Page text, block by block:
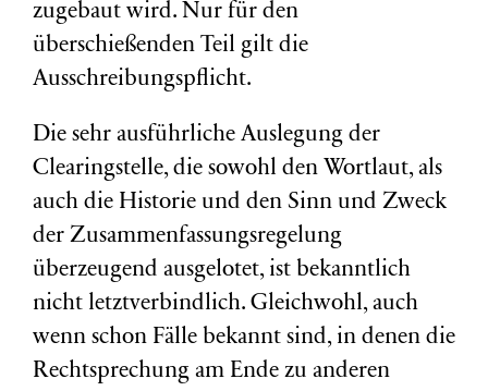
zugebaut wird. Nur für den
überschießenden Teil gilt die
Ausschreibungspflicht.
Die sehr ausführliche Auslegung der
Clearingstelle, die sowohl den Wortlaut, als
auch die Historie und den Sinn und Zweck
der Zusammenfassungsregelung
überzeugend ausgelotet, ist bekanntlich
nicht letztverbindlich. Gleichwohl, auch
wenn schon Fälle bekannt sind, in denen die
Rechtsprechung am Ende zu anderen